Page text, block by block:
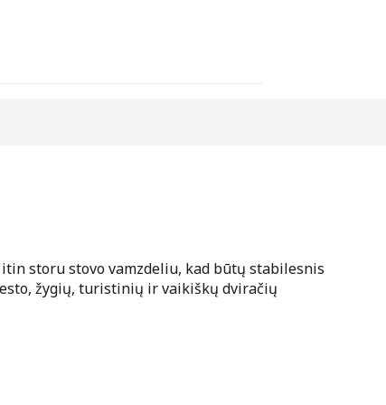
storu stovo vamzdeliu, kad būtų stabilesnis
žygių, turistinių ir vaikiškų dviračių